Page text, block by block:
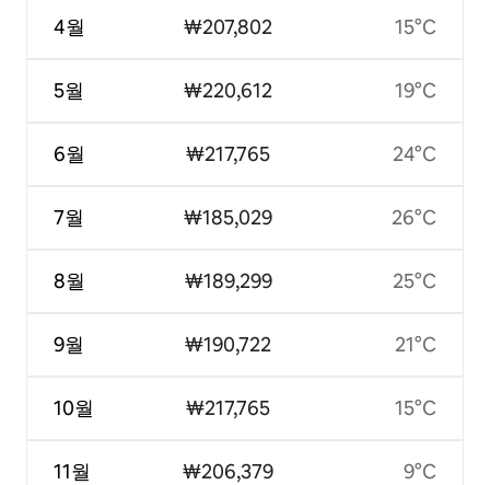
4월
5월
6월
7월
8월
9월
10월
11월
₩207,802
₩220,612
₩217,765
₩185,029
₩189,299
₩190,722
₩217,765
₩206,379
15°C
19°C
24°C
26°C
25°C
21°C
15°C
9°C